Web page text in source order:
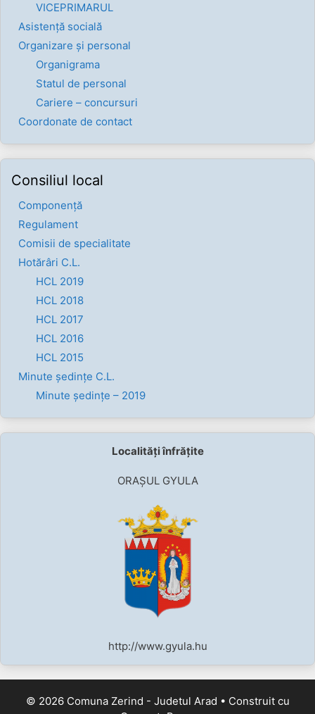
VICEPRIMARUL
Asistență socială
Organizare și personal
Organigrama
Statul de personal
Cariere – concursuri
Coordonate de contact
Consiliul local
Componenţă
Regulament
Comisii de specialitate
Hotărâri C.L.
HCL 2019
HCL 2018
HCL 2017
HCL 2016
HCL 2015
Minute ședințe C.L.
Minute ședințe – 2019
Localități înfrățite
ORAȘUL GYULA
http://www.gyula.hu
© 2026 Comuna Zerind - Judetul Arad • Construit cu